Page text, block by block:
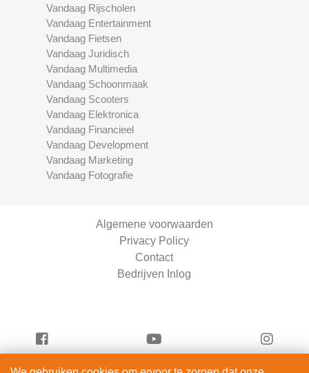
Vandaag Rijscholen
Vandaag Entertainment
Vandaag Fietsen
Vandaag Juridisch
Vandaag Multimedia
Vandaag Schoonmaak
Vandaag Scooters
Vandaag Elektronica
Vandaag Financieel
Vandaag Development
Vandaag Marketing
Vandaag Fotografie
Algemene voorwaarden
Privacy Policy
Contact
Bedrijven Inlog